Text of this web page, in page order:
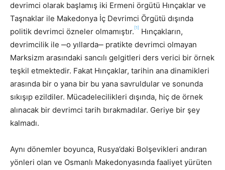
devrimci olarak başlamış iki Ermeni örgütü Hınçaklar ve
Taşnaklar ile Makedonya İç Devrimci Örgütü dışında
politik devrimci özneler olmamıştır. [1] Hınçakların,
devrimcilik ile ‒o yıllarda‒ pratikte devrimci olmayan
Marksizm arasındaki sancılı gelgitleri ders verici bir örnek
teşkil etmektedir. Fakat Hınçaklar, tarihin ana dinamikleri
arasında bir o yana bir bu yana savruldular ve sonunda
sıkışıp ezildiler. Mücadelecilikleri dışında, hiç de örnek
alınacak bir devrimci tarih bırakmadılar. Geriye bir şey
kalmadı.
Aynı dönemler boyunca, Rusya’daki Bolşevikleri andıran
yönleri olan ve Osmanlı Makedonyasında faaliyet yürüten